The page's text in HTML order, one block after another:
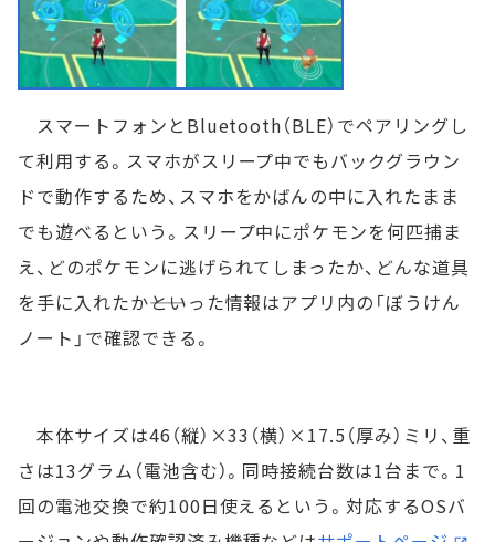
スマートフォンとBluetooth（BLE）でペアリングし
て利用する。スマホがスリープ中でもバックグラウン
ドで動作するため、スマホをかばんの中に入れたまま
でも遊べるという。スリープ中にポケモンを何匹捕ま
え、どのポケモンに逃げられてしまったか、どんな道具
を手に入れたか――といった情報はアプリ内の「ぼうけん
ノート」で確認できる。
本体サイズは46（縦）×33（横）×17.5（厚み）ミリ、重
さは13グラム（電池含む）。同時接続台数は1台まで。1
回の電池交換で約100日使えるという。対応するOSバ